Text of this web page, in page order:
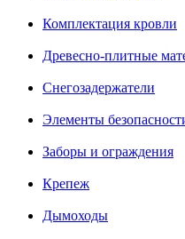
Комплектация кровли
Древесно-плитные
Снегозадержатели
Элементы
Заборы и ограждения
Крепеж
Дымоходы